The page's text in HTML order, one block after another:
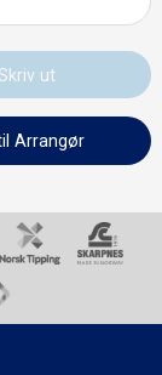
ut
Arrangør